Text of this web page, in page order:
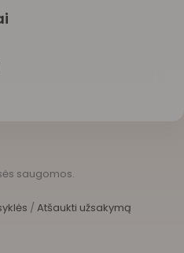
saugomos.
/ Atšaukti užsakymą